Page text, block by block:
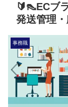
🔰👠ECブ
発送管理
事務職